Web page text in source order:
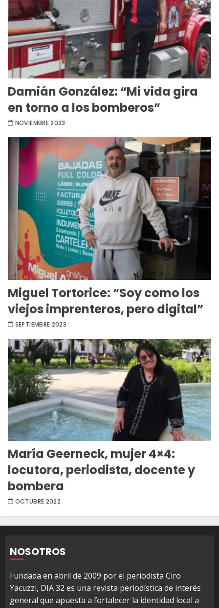
Damián González: “Mi vida gira
en torno a los bomberos”
NOVIEMBRE 2023
Miguel Tortorice: “Soy como los
viejos imprenteros, pero digital”
SEPTIEMBRE 2023
María Geerneck, mujer 4×4:
locutora, periodista, docente y
bombera
OCTUBRE 2022
NOSOTROS
Fundada en abril de 2009 por el periodista Ciro
Yacuzzi, DIA 32 es una revista periodística de interés
general que apuesta a fortalecer la identidad local a